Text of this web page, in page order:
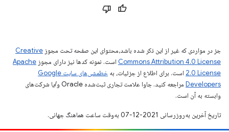
جز در مواردی که غیر از این ذکر شده باشد،‌محتوای این صفحه تحت مجوز Creative
Commons Attribution 4.0 License است. نمونه کدها نیز دارای مجوز Apache
2.0 License است. برای اطلاع از جزئیات، به
خطمشی‌های سایت Google
Developers‏
مراجعه کنید. جاوا علامت تجاری ثبت‌شده Oracle و/یا شرکت‌های
وابسته به آن است.
تاریخ آخرین به‌روزرسانی 2021-12-07 به‌وقت ساعت هماهنگ جهانی.